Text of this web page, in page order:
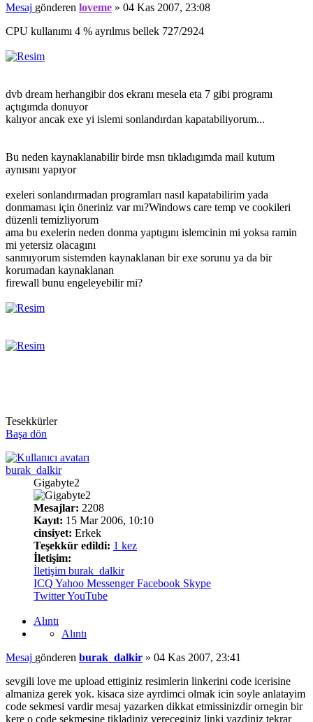
Mesaj gönderen loveme » 04 Kas 2007, 23:08
CPU kullanımı 4 % ayrılmıs bellek 727/2924
dvb dream herhangibir dos ekranı mesela eta 7 gibi programı
açtıgımda donuyor
kalıyor ancak exe yi islemi sonlandırdan kapatabiliyorum...
Bu neden kaynaklanabilir birde msn tıkladıgımda mail kutum
aynısını yapıyor
exeleri sonlandırmadan programları nasıl kapatabilirim yada
donmaması için öneriniz var mı?Windows care temp ve cookileri
düzenli temizliyorum
ama bu exelerin neden donma yaptıgını islemcinin mi yoksa ramin
mi yetersiz olacagını
sanmıyorum sistemden kaynaklanan bir exe sorunu ya da bir
korumadan kaynaklanan
firewall bunu engeleyebilir mi?
Tesekkürler
Başa dön
burak_dalkir
Gigabyte2
Mesajlar: 2208
Kayıt: 15 Mar 2006, 10:10
cinsiyet: Erkek
Teşekkür edildi: 1 kez
İletişim:
İletişim burak_dalkir
ICQ Yahoo Messenger Facebook Skype
TwitterYouTube
Alıntı
Alıntı
Mesaj gönderen burak_dalkir » 04 Kas 2007, 23:41
sevgili love me upload ettiginiz resimlerin linkerini code icerisine
almaniza gerek yok. kisaca size ayrdimci olmak icin soyle anlatayim
code sekmesi vardir mesaj yazarken dikkat etmissinizdir ornegin bir
kere o code sekmesine tikladiniz vereceginiz linki yazdiniz tekrar